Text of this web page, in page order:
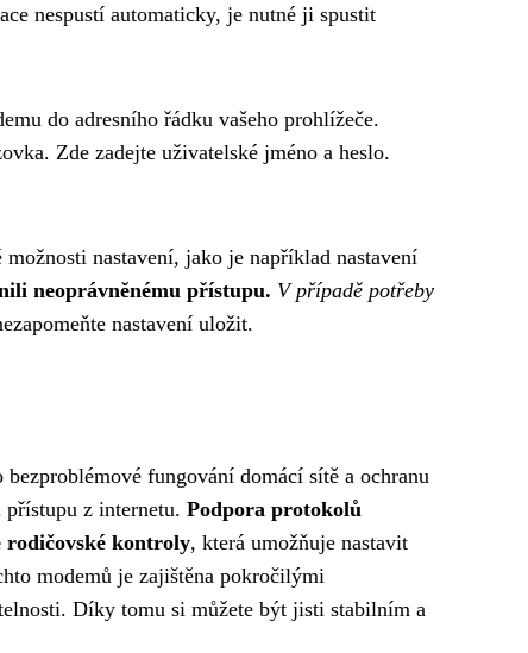
nespustí automaticky, je nutné ji spustit
do adresního řádku vašeho prohlížeče.
Zde zadejte uživatelské jméno a heslo.
nastavení, jako je například nastavení
neoprávněnému přístupu. V případě potřeby
nastavení uložit.
fungování domácí sítě a ochranu
z internetu. Podpora protokolů
rodičovské kontroly, která umožňuje nastavit
modemů je zajištěna pokročilými
Díky tomu si můžete být jisti stabilním a